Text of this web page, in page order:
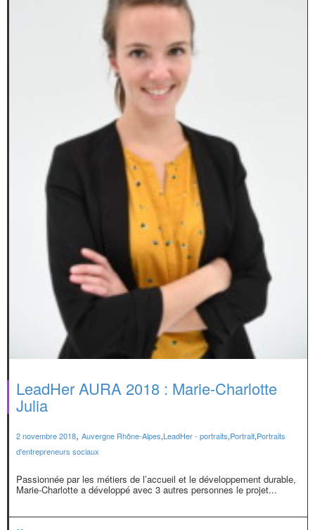
LeadHer AURA 2018 : Marie-Charlotte
Julia
2 novembre 2018, Auvergne Rhône-Alpes,LeadHer - portraits,Portrait,Portraits
d'entrepreneurs sociaux
Passionnée par les métiers de l’accueil et le développement durable,
Marie-Charlotte a développé avec 3 autres personnes le projet...